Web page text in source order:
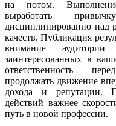
на потом.
выработать
дисциплинированно над
качеств. Публикация
внимание
заинтересованных в
ответственность
продолжать движение
дохода и репутации.
действий важнее
путь в новой профессии.